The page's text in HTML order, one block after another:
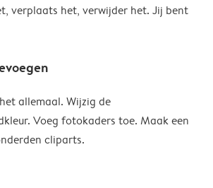
verplaats het, verwijder het. Jij bent
allemaal. Wijzig de
Voeg fotokaders toe. Maak een
cliparts.